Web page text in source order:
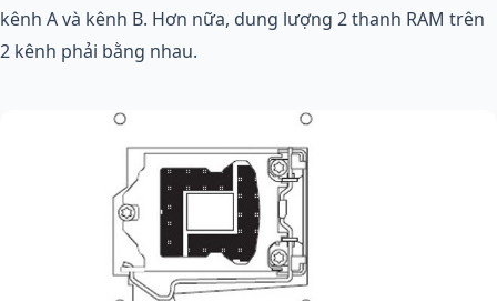
kênh A và kênh B. Hơn nữa, dung lượng 2 thanh RAM trên
2 kênh phải bằng nhau.